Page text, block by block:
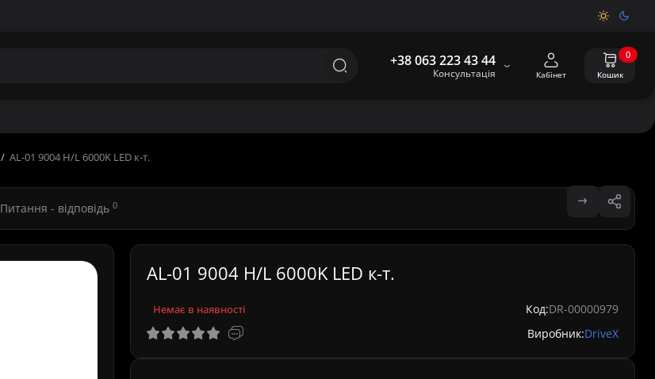
+38 063 223 43 44
Консультація Кабінет
0
Кошик
AL-01 9004 H/L 6000K LED к-т.
Питання - відповідь 0
AL-01 9004 H/L 6000K LED к-т.
Немає в наявності Код:DR-00000979
Виробник:DriveX